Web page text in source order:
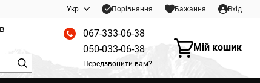
Укр Порівняння Бажання Вхід
067-333-06-38
050-033-06-38
Передзвонити вам?
Мій кошик